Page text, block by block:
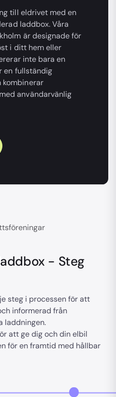
till eldrivet med en
laddbox. Våra
är designade för
i ditt hem eller
inte bara en
en fullständig
kombinerar
användarvänlig
- Steg
steg i processen för att
informerad från
laddningen.
att ge dig och din elbil
för en framtid med hållbar